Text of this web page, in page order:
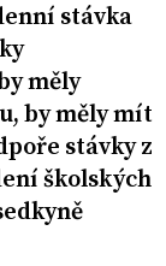
stávka
měly
by měly mít
stávky z
školských